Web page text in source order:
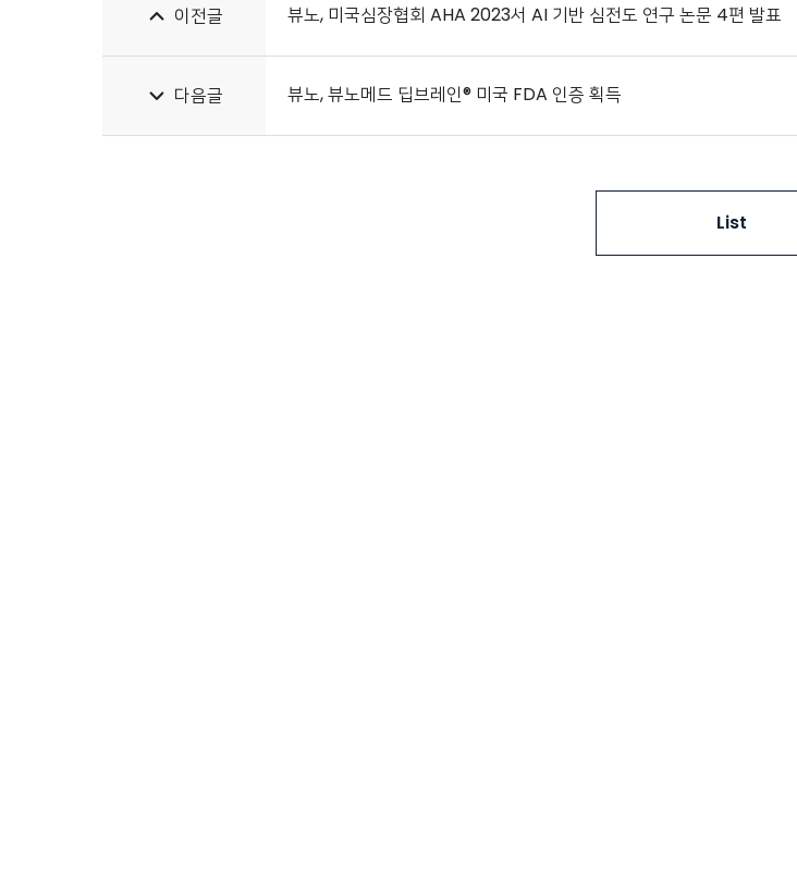
이전글 뷰노, 미국심장협회 AHA 2023서 AI 기반 심전도 연구 논문 4편 발표
다음글 뷰노, 뷰노메드 딥브레인® 미국 FDA 인증 획득
List